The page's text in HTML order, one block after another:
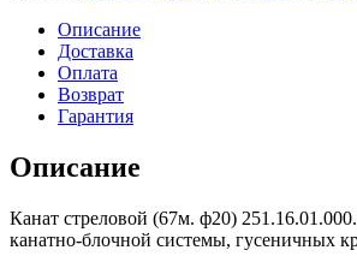
Описание
Доставка
Оплата
Возврат
Гарантия
Описание
Канат стреловой (67м. ф20)
канатно-блочной системы, гусеничных